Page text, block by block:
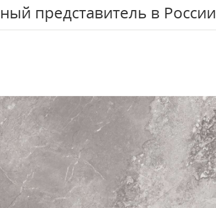
представитель в России